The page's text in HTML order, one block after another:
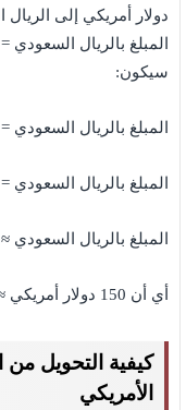
دولار أمريكي إلى
سيكون:
المبلغ بالريال السعودي =
المبلغ بالريال السعودي = 700 × 3.75
المبلغ بالريال السعودي ≈ 2625 ريال سعودي.
أي أن 150 دولار أمريكي ≈ 2625 ريال سعودي
كيفية التحويل من
الأمريكي